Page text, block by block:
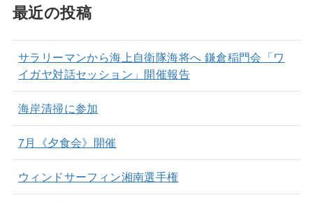
最近の投稿
サラリーマンから海上自衛隊海将へ 鎌倉稲門会「ワ
イガヤ対話セッション」開催報告
海岸清掃に参加
7月《夕食会》開催
ウィンドサーフィン湘南選手権